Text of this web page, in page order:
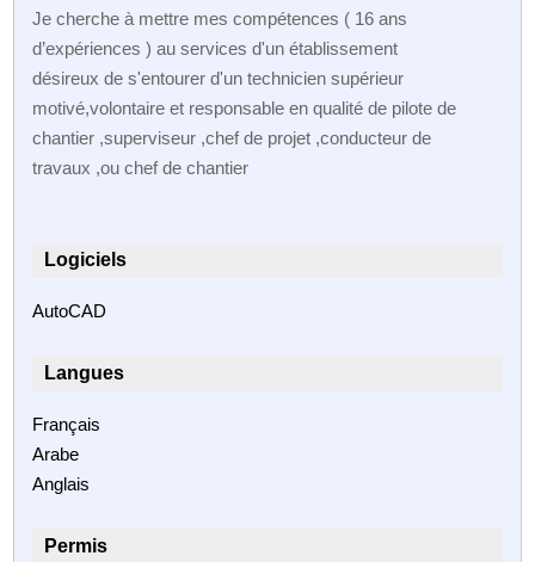
Je cherche à mettre mes compétences ( 16 ans
d’expériences ) au services d'un établissement
désireux de s'entourer d'un technicien supérieur
motivé,volontaire et responsable en qualité de pilote de
chantier ,superviseur ,chef de projet ,conducteur de
travaux ,ou chef de chantier
Logiciels
AutoCAD
Langues
Français
Arabe
Anglais
Permis